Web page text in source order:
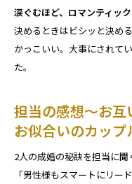
涙ぐむほど、ロマンティッ
決めるときはビシッと決め
かっこいい。大事にされて
た。
担当の感想～お互
お似合いのカッ
2人の成婚の秘訣を担当に聞
「男性様もスマートにリー